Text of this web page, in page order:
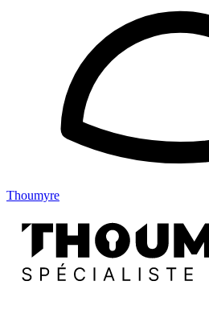
Thoumyre